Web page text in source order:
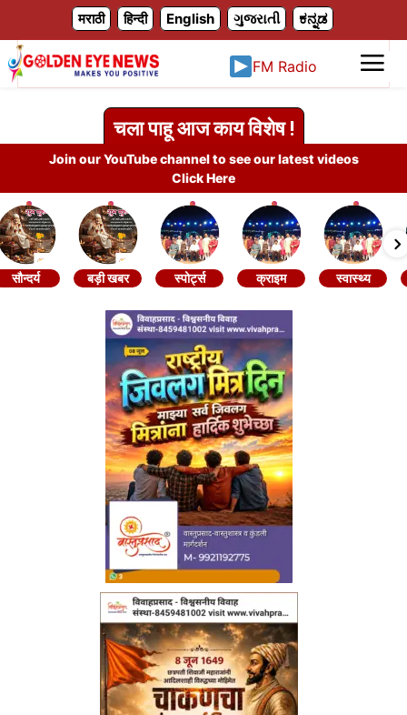
मराठी हिन्दी English ગુજરાતી ಕನ್ನಡ
FM Radio
चला पाहू आज काय विशेष !
Join our YouTube channel to see our latest videos
Click Here
सौन्दर्य बड़ी खबर स्पोर्ट्स क्राइम स्वास्थ्य